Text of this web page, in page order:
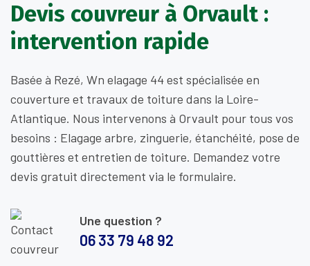
Devis couvreur à Orvault :
intervention rapide
Basée à Rezé, Wn elagage 44 est spécialisée en
couverture et travaux de toiture dans la Loire-
Atlantique. Nous intervenons à Orvault pour tous vos
besoins : Elagage arbre, zinguerie, étanchéité, pose de
gouttières et entretien de toiture. Demandez votre
devis gratuit directement via le formulaire.
Une question ?
06 33 79 48 92